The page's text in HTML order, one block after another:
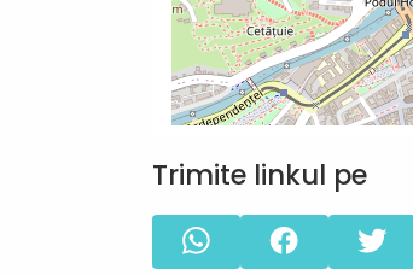
Trimite linkul pe